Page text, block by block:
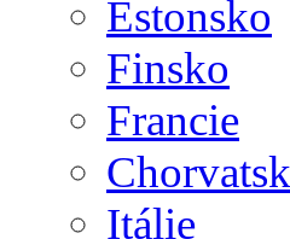
Estonsko
Finsko
Francie
Itálie